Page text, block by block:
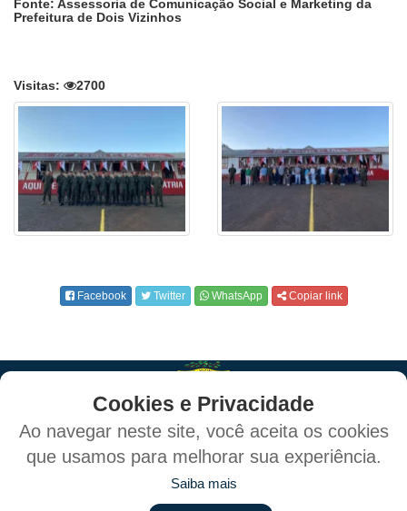
Fonte: Assessoria de Comunicação Social e Marketing da
Prefeitura de Dois Vizinhos
Visitas: 2700
Facebook Twitter WhatsApp Copiar link
Política de Privacidade e Proteção de Dados
Cookies e Privacidade
Ao navegar neste site, você aceita os cookies
que usamos para melhorar sua experiência.
Saiba mais